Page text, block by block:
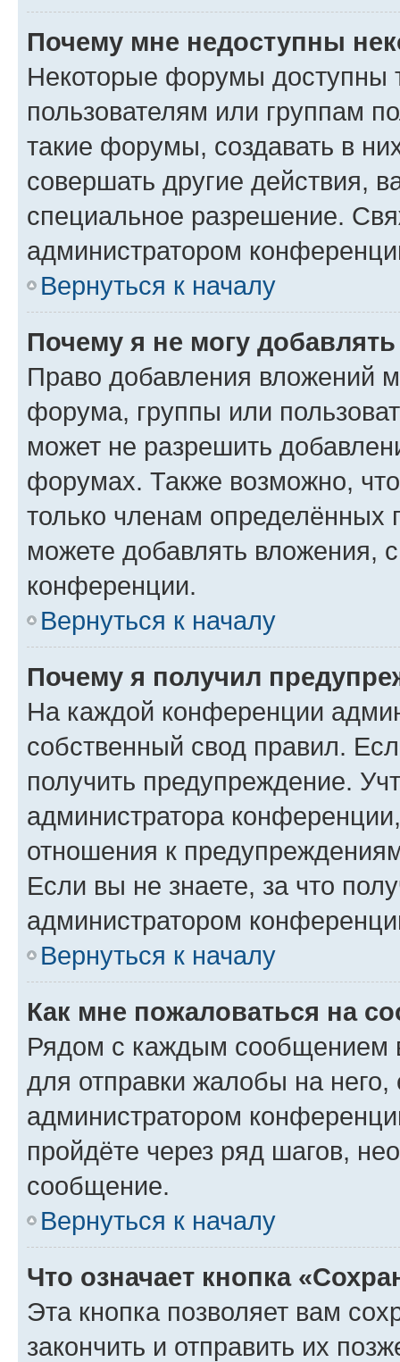
Почему мне недоступны
Некоторые форумы доступны
пользователям или группам
такие форумы, создавать в
совершать другие действия,
специальное разрешение.
администратором
Вернуться к началу
Почему я не могу
Право добавления вложений
форума, группы или
может не разрешить
форумах. Также возможно,
только членам определённых
можете добавлять вложения,
конференции.
Вернуться к началу
Почему я получил
На каждой конференции
собственный свод правил.
получить предупреждение.
администратора
отношения к
Если вы не знаете, за что
администратором
Вернуться к началу
Как мне пожаловаться на
Рядом с каждым сообщением
для отправки жалобы на
администратором
пройдёте через ряд шагов,
сообщение.
Вернуться к началу
Что означает кнопка
Эта кнопка позволяет вам
закончить и отправить их